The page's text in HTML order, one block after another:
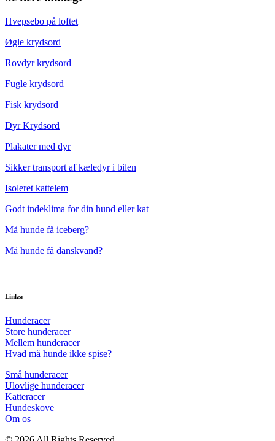
Hvepsebo på loftet
Øgle krydsord
Rovdyr krydsord
Fugle krydsord
Fisk krydsord
Dyr Krydsord
Plakater med dyr
Sikker transport af kæledyr i bilen
Isoleret kattelem
Godt indeklima for din hund eller kat
Må hunde få iceberg?
Må hunde få danskvand?
Links:
Hunderacer
Store hunderacer
Mellem hunderacer
Hvad må hunde ikke spise?
Små hunderacer
Ulovlige hunderacer
Katteracer
Hundeskove
Om os